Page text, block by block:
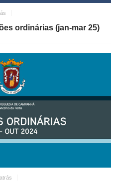
ordinárias (jan-mar 25)